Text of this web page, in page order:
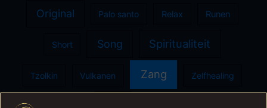
Original Palo santo Relax Runen
Short Song Spiritualiteit
Tzolkin Vulkanen Zang Zelfhealing